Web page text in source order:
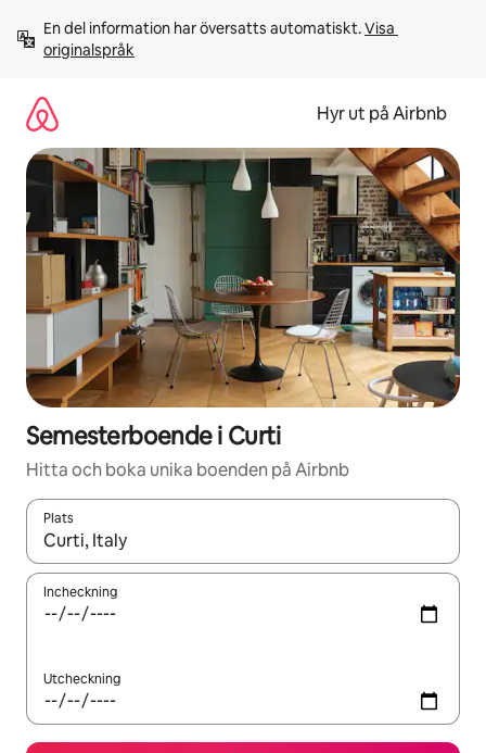
innehåll
En del information har översatts automatiskt. Visa
originalspråk
Hyr ut på Airbnb
Semesterboende i Curti
Hitta och boka unika boenden på Airbnb
Plats
När resultaten är tillgängliga kan du navigera med upp- och
Incheckning
Utcheckning